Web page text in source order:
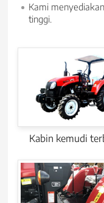
Kami
tinggi.
Kabin kemudi